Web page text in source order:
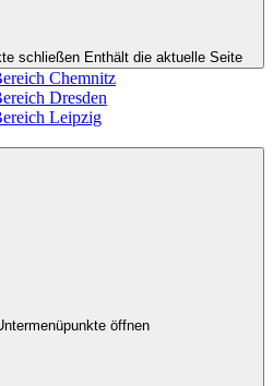
schließen Enthält die aktuelle Seite
Chemnitz
Dresden
Leipzig
öffnen